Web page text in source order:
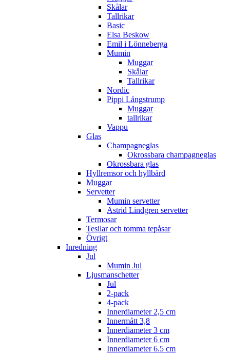
Skålar
Tallrikar
Basic
Elsa Beskow
Emil i Lönneberga
Mumin
Muggar
Skålar
Tallrikar
Nordic
Pippi Långstrump
Muggar
tallrikar
Vappu
Glas
Champagneglas
Okrossbara champagneglas
Okrossbara glas
Hyllremsor och hyllbård
Muggar
Servetter
Mumin servetter
Astrid Lindgren servetter
Termosar
Tesilar och tomma tepåsar
Övrigt
Inredning
Jul
Mumin Jul
Ljusmanschetter
Jul
2-pack
4-pack
Innerdiameter 2,5 cm
Innermått 3,8
Innerdiameter 3 cm
Innerdiameter 6 cm
Innerdiameter 6.5 cm